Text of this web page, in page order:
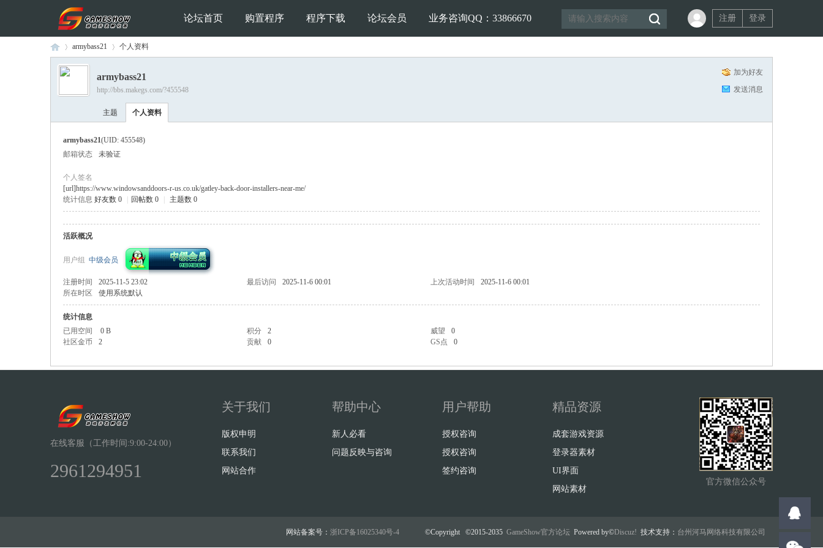
论坛首页 购置程序 程序下载 论坛会员 业务咨询QQ：33866670 注册 登录
ow
›
armybass21 个人资料
加为好友
发送消息
armybass21
http://bbs.makegs.com/?455548
主题 个人资料
armybass21(UID: 455548)
邮箱状态
未验证
个人签名
[url]https://www.windowsanddoors-r-us.co.uk/gatley-back-door-installers-near-me/
统计信息 好友数 0 回帖数 0 主题数 0
活跃概况
用户组 中级会员
注册时间 2025-11-5 23:02 最后访问 2025-11-6 00:01 上次活动时间
2025-11-6 00:01
所在时区
使用系统默认
统计信息
已用空间
0 B 积分 2 威望
0
社区金币
2 贡献 0 GS点 0
在线客服（工作时间:9:00-24:00）
2961294951
关于我们
版权申明
联系我们
网站合作
帮助中心
新人必看
问题反映与咨询
用户帮助
授权咨询
授权咨询
签约咨询
精品资源
成套游戏资源
登录器素材
UI界面
网站素材
官方微信公众号
网站备案号： 浙ICP备16025340号-4 ©Copyright ©2015-2035 GameShow官方论坛 Powered by©Discuz! 技术支持： 台州河马网络科技有限公司